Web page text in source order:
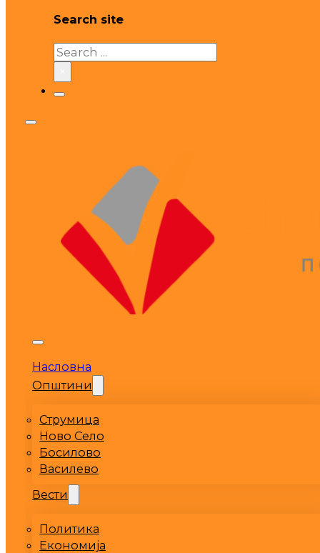
Search site
Search
Насловна
Општини
Струмица
Ново Село
Босилово
Василево
Вести
Политика
Економија